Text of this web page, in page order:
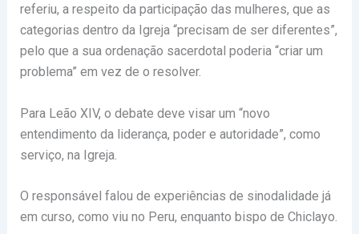
referiu, a respeito da participação das mulheres, que as
categorias dentro da Igreja “precisam de ser diferentes”,
pelo que a sua ordenação sacerdotal poderia “criar um
problema” em vez de o resolver.
Para Leão XIV, o debate deve visar um “novo
entendimento da liderança, poder e autoridade”, como
serviço, na Igreja.
O responsável falou de experiências de sinodalidade já
em curso, como viu no Peru, enquanto bispo de Chiclayo.